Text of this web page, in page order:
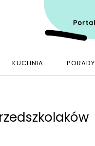
KUCHNIA PORADY